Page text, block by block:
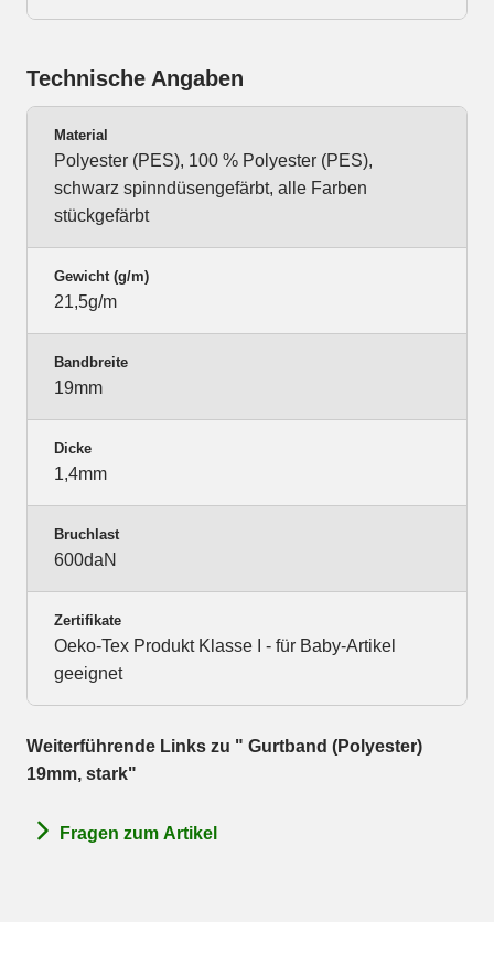
Technische Angaben
Material
Polyester (PES), 100 % Polyester (PES),
schwarz spinndüsengefärbt, alle Farben
stückgefärbt
Gewicht (g/m)
21,5g/m
Bandbreite
19mm
Dicke
1,4mm
Bruchlast
600daN
Zertifikate
Oeko-Tex Produkt Klasse I - für Baby-Artikel
geeignet
Weiterführende Links zu " Gurtband (Polyester)
19mm, stark"
Fragen zum Artikel